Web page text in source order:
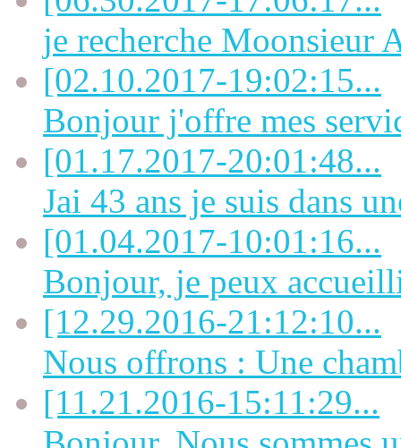
je recherche Moonsieur
[02.10.2017-19:02:15...
Bonjour j'offre mes
[01.17.2017-20:01:48...
Jai 43 ans je suis dans
[01.04.2017-10:01:16...
Bonjour, je peux
[12.29.2016-21:12:10...
Nous offrons : Une
[11.21.2016-15:11:29...